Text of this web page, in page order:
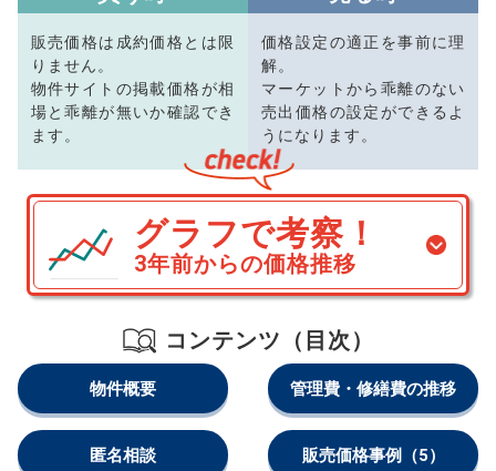
販売価格は成約価格とは限
りません。
物件サイトの掲載価格が相
場と乖離が無いか確認でき
ます。
価格設定の適正を事前に理
解。
マーケットから乖離のない
売出価格の設定ができるよ
うになります。
グラフで考察！
3年前からの価格推移
コンテンツ（目次）
物件概要 管理費・修繕費の推移
匿名相談 販売価格事例 （5）